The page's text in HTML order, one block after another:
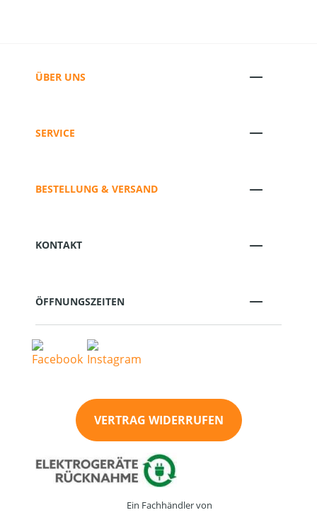
ÜBER UNS
SERVICE
BESTELLUNG & VERSAND
KONTAKT
ÖFFNUNGSZEITEN
VERTRAG WIDERRUFEN
Ein Fachhändler von